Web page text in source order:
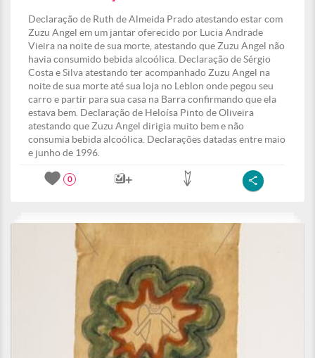
Declaração de Ruth de Almeida Prado atestando estar com
Zuzu Angel em um jantar oferecido por Lucia Andrade
Vieira na noite de sua morte, atestando que Zuzu Angel não
havia consumido bebida alcoólica. Declaração de Sérgio
Costa e Silva atestando ter acompanhado Zuzu Angel na
noite de sua morte até sua loja no Leblon onde pegou seu
carro e partir para sua casa na Barra confirmando que ela
estava bem. Declaração de Heloísa Pinto de Oliveira
atestando que Zuzu Angel dirigia muito bem e não
consumia bebida alcoólica. Declarações datadas entre maio
e junho de 1996.
0